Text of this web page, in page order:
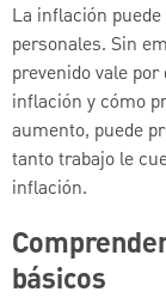
La inflación
personales. Sin
prevenido vale
inflación y cómo
aumento, puede
tanto trabajo le
inflación.
básicos